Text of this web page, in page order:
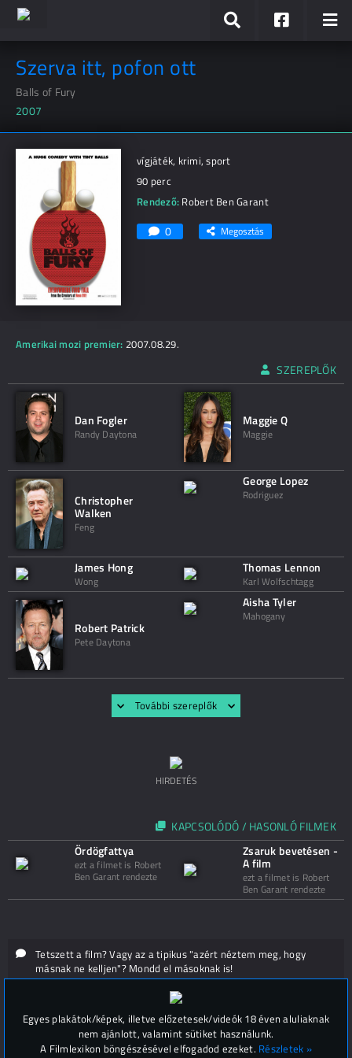
Szerva itt, pofon ott
Balls of Fury
2007
vígjáték, krimi, sport
90 perc
Rendező: Robert Ben Garant
0 Megosztás
Amerikai mozi premier: 2007.08.29.
SZEREPLŐK
Dan Fogler
Randy Daytona
Maggie Q
Maggie
Christopher
Walken
Feng
George Lopez
Rodriguez
James Hong
Wong
Thomas Lennon
Karl Wolfschtagg
Robert Patrick
Pete Daytona
Aisha Tyler
Mahogany
További szereplők
HIRDETÉS
KAPCSOLÓDÓ / HASONLÓ FILMEK
Ördögfattya
ezt a filmet is Robert
Ben Garant rendezte
Zsaruk bevetésen -
A film
ezt a filmet is Robert
Ben Garant rendezte
Tetszett a film? Vagy az a tipikus "azért néztem meg, hogy
másnak ne kelljen"? Mondd el másoknak is!
Hozzászólások (
Egyes plakátok/képek, illetve előzetesek/videók 18 éven aluliaknak
nem ajánlott, valamint sütiket használunk.
A Filmlexikon böngészésével elfogadod ezeket. Részletek »